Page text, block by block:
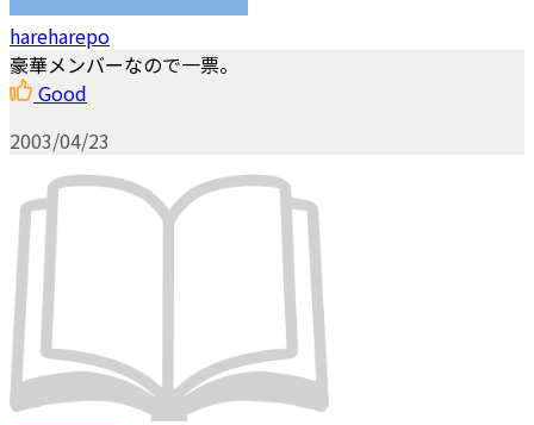
hareharepo
豪華メンバーなので一票。
Good
2003/04/23